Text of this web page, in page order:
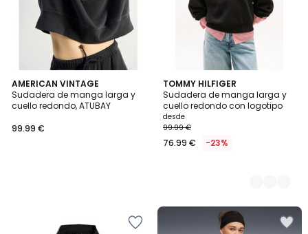
AMERICAN VINTAGE
Sudadera de manga larga y
cuello redondo, ATUBAY
99.99 €
TOMMY HILFIGER
Sudadera de manga larga y
cuello redondo con logotipo
desde
99.99 €
76.99 € -23%
2
Colores